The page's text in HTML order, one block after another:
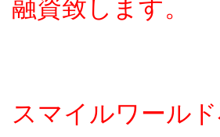
融資致します。
スマイルワール